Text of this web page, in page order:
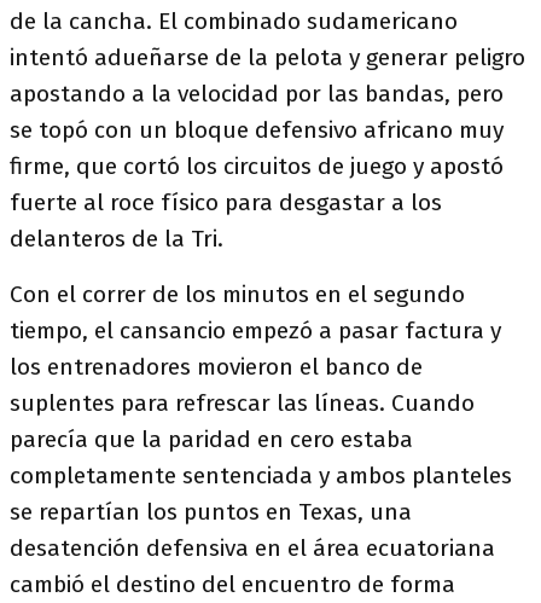
de la cancha. El combinado sudamericano
intentó adueñarse de la pelota y generar peligro
apostando a la velocidad por las bandas, pero
se topó con un bloque defensivo africano muy
firme, que cortó los circuitos de juego y apostó
fuerte al roce físico para desgastar a los
delanteros de la Tri.
Con el correr de los minutos en el segundo
tiempo, el cansancio empezó a pasar factura y
los entrenadores movieron el banco de
suplentes para refrescar las líneas. Cuando
parecía que la paridad en cero estaba
completamente sentenciada y ambos planteles
se repartían los puntos en Texas, una
desatención defensiva en el área ecuatoriana
cambió el destino del encuentro de forma